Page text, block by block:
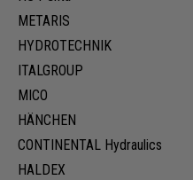
METARIS
HYDROTECHNIK
ITALGROUP
MICO
HÄNCHEN
CONTINENTAL Hydraulics
HALDEX